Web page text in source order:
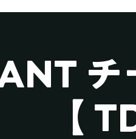
チ
【